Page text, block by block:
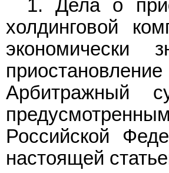
1. Дела о
холдинговой
экономически
Арбитражный
Российской
настоящей